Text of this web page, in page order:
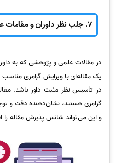
7. جلب نظر داوران و مقامات
در مقالات علمی و پژوهشی که به
یک مقاله‌ای با ویرایش گرامری مناسب
در تأسیس نظر مثبت داور باشد.
گرامری هستند، نشان‌دهنده دقت و
و این می‌تواند شانس پذیرش مقاله را